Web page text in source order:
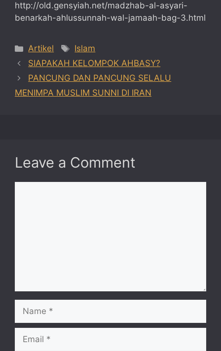
http://old.gensyiah.net/madzhab-al-asyari-
benarkah-ahlussunnah-wal-jamaah-bag-3.html
Categories
Artikel Tags
Islam
SIAPAKAH KELOMPOK AHBASY?
PANCUNG DAN PANCUNG SELALU
MENIMPA MUSLIM SUNNI DI IRAN
Leave a Comment
Name
Email